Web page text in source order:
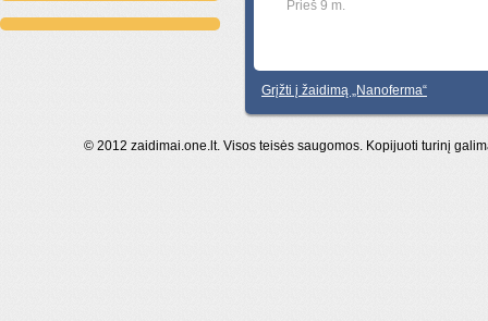
Prieš 9 m.
Grįžti į žaidimą „Nanoferma“
© 2012 zaidimai.one.lt. Visos teisės saugomos. Kopijuoti turinį